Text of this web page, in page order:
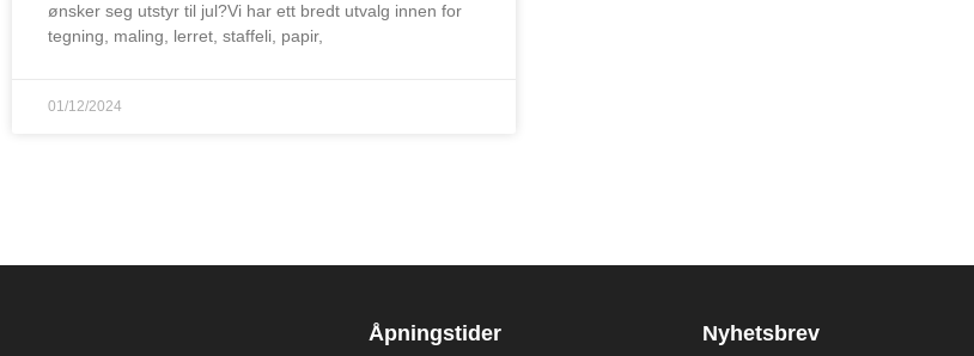
ønsker seg utstyr til jul?Vi har ett bredt utvalg innen for
tegning, maling, lerret, staffeli, papir,
01/12/2024
Åpningstider Nyhetsbrev